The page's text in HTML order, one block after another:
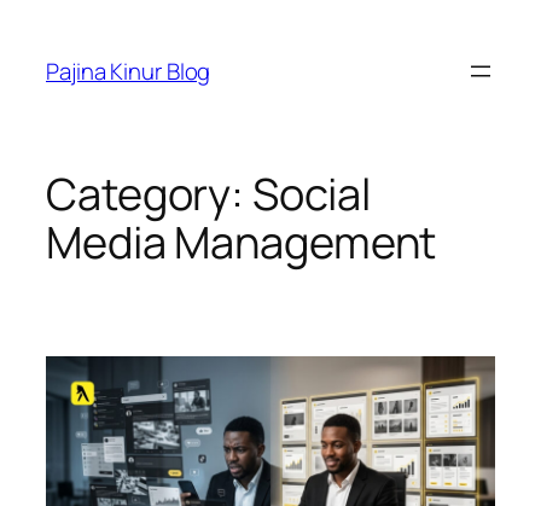
content
Pajina Kinur Blog
Category: Social
Media Management